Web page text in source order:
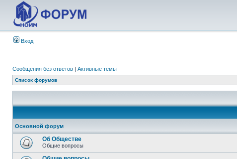
Вход
Сообщения без ответов | Активные темы
Список форумов
Основной форум
Об Обществе
Общие вопросы